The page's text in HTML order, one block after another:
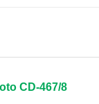
CD-467/8